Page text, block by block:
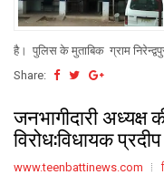
है। पुलिस के मुताबिक ग्राम
Share:
जनभागीदारी
विरोध:विधायक प्रदीप
www.teenbattinews.com